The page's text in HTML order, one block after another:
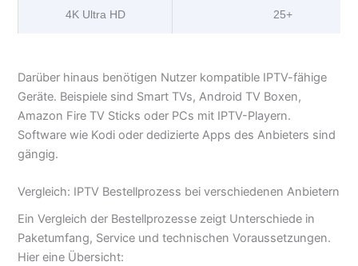
4K Ultra HD 25+
Darüber hinaus benötigen Nutzer kompatible IPTV-fähige
Geräte. Beispiele sind Smart TVs, Android TV Boxen,
Amazon Fire TV Sticks oder PCs mit IPTV-Playern.
Software wie Kodi oder dedizierte Apps des Anbieters sind
gängig.
Vergleich: IPTV Bestellprozess bei verschiedenen Anbietern
Ein Vergleich der Bestellprozesse zeigt Unterschiede in
Paketumfang, Service und technischen Voraussetzungen.
Hier eine Übersicht: